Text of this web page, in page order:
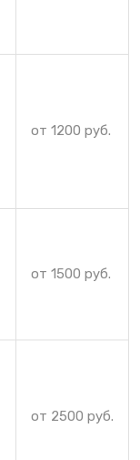
от 1200 руб.
от 1500 руб.
от 2500 руб.